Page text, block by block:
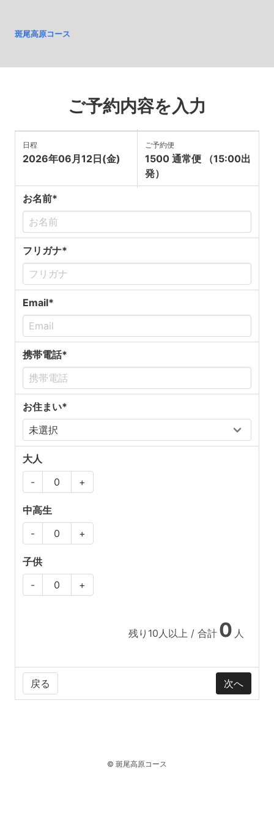
斑尾高原コース
ご予約内容を入力
日程
2026年06月12日(金)
ご予約便
1500 通常便 （15:00出
発）
お名前*
フリガナ*
Email*
携帯電話*
お住まい*
大人
-
+
中高生
-
+
子供
-
+
残り 10人以上 / 合計 0 人
戻る
© 斑尾高原コース